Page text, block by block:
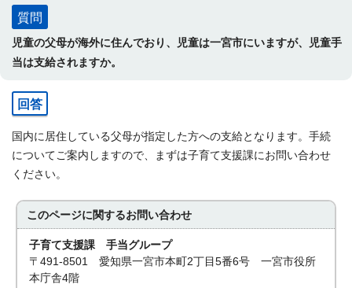
質問
児童の父母が海外に住んでおり、児童は一宮市にいますが、児童手
当は支給されますか。
回答
国内に居住している父母が指定した方への支給となります。手続
についてご案内しますので、まずは子育て支援課にお問い合わせ
ください。
このページに関するお問い合わせ
子育て支援課 手当グループ
〒491-8501 愛知県一宮市本町2丁目5番6号 一宮市役所
本庁舎4階